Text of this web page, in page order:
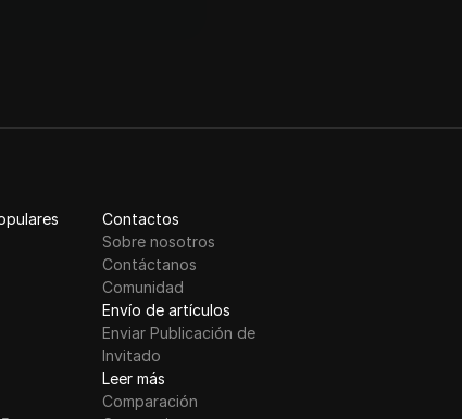
Contactos
Sobre nosotros
Contáctanos
Comunidad
Envío de artículos
Enviar Publicación de
Invitado
Leer más
Comparación